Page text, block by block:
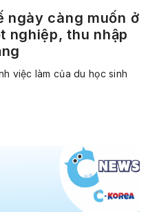
ngày càng muốn ở
nghiệp, thu nhập
việc làm của du học sinh